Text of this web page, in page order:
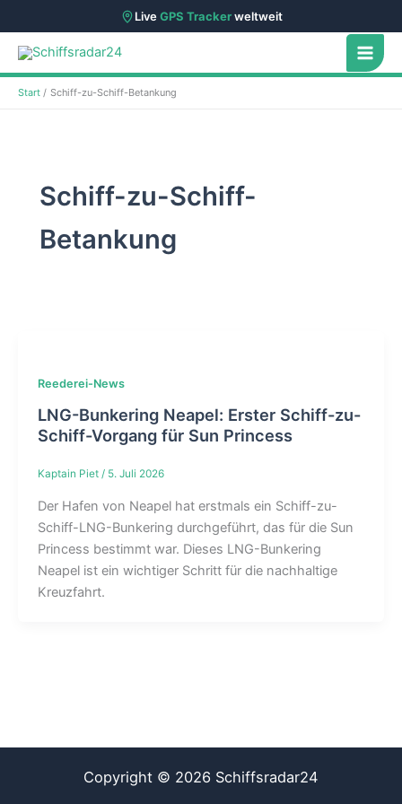
LiveGPS Trackerweltweit
Zum
Inhalt
springen
Start Schiff-zu-Schiff-Betankung
Schiff-zu-Schiff-
Betankung
Reederei-News
LNG-Bunkering Neapel: Erster Schiff-zu-
Schiff-Vorgang für Sun Princess
Kaptain Piet / 5. Juli 2026
Der Hafen von Neapel hat erstmals ein Schiff-zu-
Schiff-LNG-Bunkering durchgeführt, das für die Sun
Princess bestimmt war. Dieses LNG-Bunkering
Neapel ist ein wichtiger Schritt für die nachhaltige
Kreuzfahrt.
Copyright © 2026 Schiffsradar24